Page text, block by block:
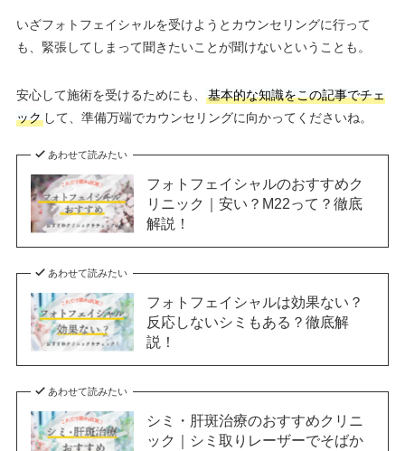
いざフォトフェイシャルを受けようとカウンセリングに行って
も、緊張してしまって聞きたいことが聞けないということも。
安心して施術を受けるためにも、
基本的な知識をこの記事でチェ
ックして、準備万端でカウンセリングに向かってくださいね。
あわせて読みたい
フォトフェイシャルのおすすめク
リニック｜安い？M22って？徹底
解説！
あわせて読みたい
フォトフェイシャルは効果ない？
反応しないシミもある？徹底解
説！
あわせて読みたい
シミ・肝斑治療のおすすめクリニ
ック｜シミ取りレーザーでそばか